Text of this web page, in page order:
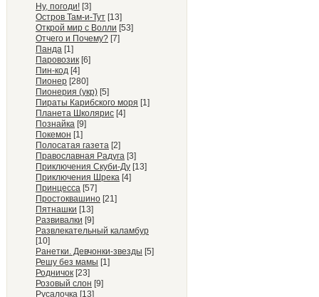
Ну, погоди! [3]
Остров Там-и-Тут [13]
Открой мир с Волли [53]
Отчего и Почему? [7]
Панда [1]
Паровозик [6]
Пин-код [4]
Пионер [280]
Пионерия (укр) [5]
Пираты Карибского моря [1]
Планета Школярис [4]
Познайка [9]
Покемон [1]
Полосатая газета [2]
Православная Радуга [3]
Приключения Скуби-Ду [13]
Приключения Шрека [4]
Принцесса [57]
Простоквашино [21]
Пятнашки [13]
Развивалки [9]
Развлекательный каламбур
[10]
Ранетки. Девчонки-звезды [5]
Решу без мамы [1]
Родничок [23]
Розовый слон [9]
Русалочка [13]